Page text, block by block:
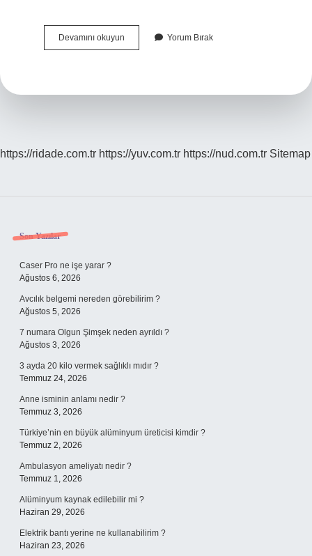
Devamını okuyun
Grubu
Yorum Bırak
https://ridade.com.tr https://yuv.com.tr https://nud.com.tr Sitemap
Sidebar
Son Yazılar
Caser Pro ne işe yarar ?
Ağustos 6, 2026
Avcılık belgemi nereden görebilirim ?
Ağustos 5, 2026
7 numara Olgun Şimşek neden ayrıldı ?
Ağustos 3, 2026
3 ayda 20 kilo vermek sağlıklı mıdır ?
Temmuz 24, 2026
Anne isminin anlamı nedir ?
Temmuz 3, 2026
Türkiye’nin en büyük alüminyum üreticisi kimdir ?
Temmuz 2, 2026
Ambulasyon ameliyatı nedir ?
Temmuz 1, 2026
Alüminyum kaynak edilebilir mi ?
Haziran 29, 2026
Elektrik bantı yerine ne kullanabilirim ?
Haziran 23, 2026